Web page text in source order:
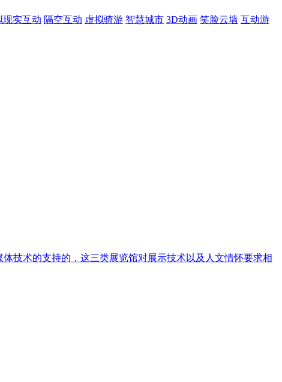
现实互动 隔空互动 虚拟骑游 智慧城市 3D动画 笑脸云墙 互动游
技术的支持的，这三类展览馆对展示技术以及人文情怀要求相